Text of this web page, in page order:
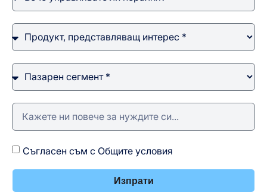
Съгласен съм с Общите условия
Изпрати